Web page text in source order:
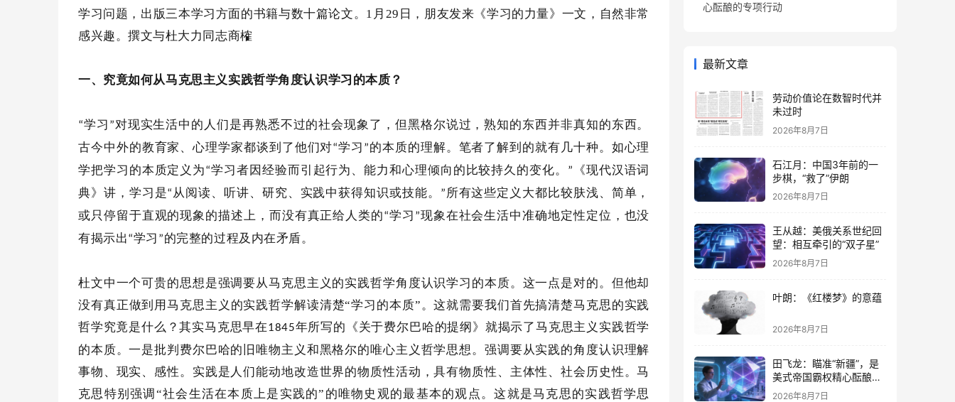
学习问题，出版三本学习方面的书籍与数十篇论文。1月29日，朋友发来《学习的力量》一文，自然非常
感兴趣。撰文与杜大力同志商榷
一、 究竟如何从马克思主义实践哲学角度认识学习的本质？
“学习 ”对现实生活中的人们是再熟悉不过的社会现象了，但黑格尔说过，熟知的东西并非真知的东西。
古今中外的教育家、心理学家都谈到了他们对“学习 ”的本质的理解。笔者了解到的就有几十种。如心理
学把学习的本质定义为“学习者因经验而引起行为、能力和心理倾向的比较持久的变化。 ”
《现代汉语词
典》讲，学习是“从阅读、听讲、研究、实践中获得知识或技能。 ”所有这些定义大都比较肤浅、简单，
或只停留于直观的现象的描述上，而没有真正给人类的“学习 ”现象在社会生活中准确地定性定位，也没
有揭示出“学习 ”的完整的过程及内在矛盾。
杜文中一个可贵的思想是强调要从马克思主义的实践哲学角度认识学习的本质。这一点是对的。但他却
没有真正做到用马克思主义的实践哲学解读清楚“学习的本质”。这就需要我们首先搞清楚马克思的实践
哲学究竟是什么？其实马克思早在1845年所写的《关于费尔巴哈的提纲》就揭示了马克思主义实践哲学
的本质。一是批判费尔巴哈的旧唯物主义和黑格尔的唯心主义哲学思想。强调要从实践的角度认识理解
事物、现实、感性。实践是人们能动地改造世界的物质性活动，具有物质性、主体性、社会历史性。马
克思特别强调“社会生活在本质上是实践的”的唯物史观的最基本的观点。这就是马克思的实践哲学思
心酝酿的专项行动
最新文章
劳动价值论在数智时代并
未过时
2026年8月7日
石江月：中国3年前的一
步棋，“救了”伊朗
2026年8月7日
王从越：美俄关系世纪回
望：相互牵引的“双子星”
2026年8月7日
叶朗：《红楼梦》的意蕴
2026年8月7日
田飞龙：瞄准“新疆”，是
美式帝国霸权精心酝酿的
专项行动
2026年8月7日